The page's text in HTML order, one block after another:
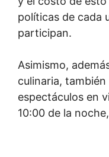
políticas de cada
participan.
Asimismo,
culinaria,
espectáculos en
10:00 de la